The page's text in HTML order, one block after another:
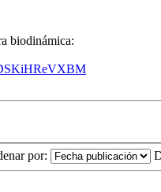
biodinámica:
por: